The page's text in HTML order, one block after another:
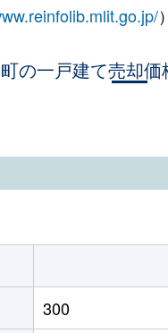
の一戸建て売却価
300